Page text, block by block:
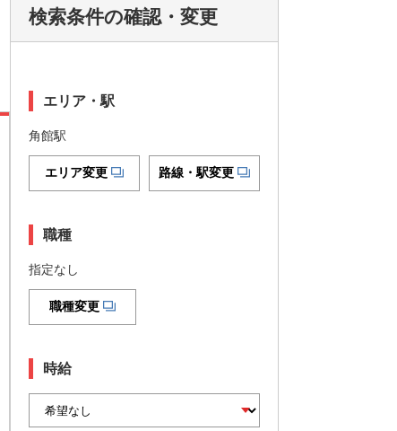
検索条件の確認・変更
エリア・駅
角館駅
エリア変更 路線・駅変更
職種
指定なし
職種変更
時給